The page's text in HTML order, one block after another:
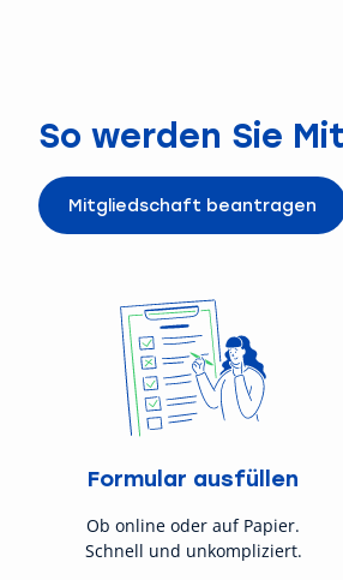
So werden Sie
Mitgliedschaft beantragen
Formular ausfüllen
Ob online oder auf Papier.
Schnell und unkompliziert.